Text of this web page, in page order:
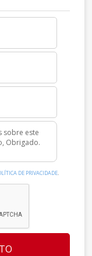
DE PRIVACIDADE.